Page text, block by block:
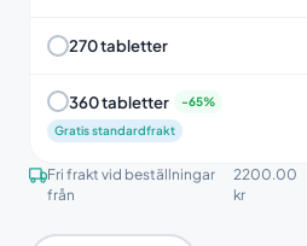
270 tabletter
360 tabletter
Gratis standardfrakt
Fri frakt vid beställningar
från
2200.00
kr